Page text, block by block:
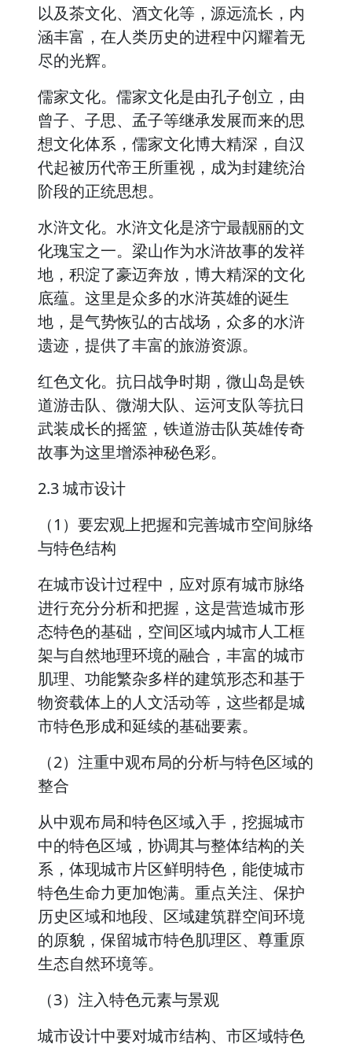
以及茶文化、酒文化等，源远流长，内
涵丰富，在人类历史的进程中闪耀着无
尽的光辉。
儒家文化。儒家文化是由孔子创立，由
曾子、子思、孟子等继承发展而来的思
想文化体系，儒家文化博大精深，自汉
代起被历代帝王所重视，成为封建统治
阶段的正统思想。
水浒文化。水浒文化是济宁最靓丽的文
化瑰宝之一。梁山作为水浒故事的发祥
地，积淀了豪迈奔放，博大精深的文化
底蕴。这里是众多的水浒英雄的诞生
地，是气势恢弘的古战场，众多的水浒
遗迹，提供了丰富的旅游资源。
红色文化。抗日战争时期，微山岛是铁
道游击队、微湖大队、运河支队等抗日
武装成长的摇篮，铁道游击队英雄传奇
故事为这里增添神秘色彩。
2.3 城市设计
（1）要宏观上把握和完善城市空间脉络
与特色结构
在城市设计过程中，应对原有城市脉络
进行充分分析和把握，这是营造城市形
态特色的基础，空间区域内城市人工框
架与自然地理环境的融合，丰富的城市
肌理、功能繁杂多样的建筑形态和基于
物资载体上的人文活动等，这些都是城
市特色形成和延续的基础要素。
（2）注重中观布局的分析与特色区域的
整合
从中观布局和特色区域入手，挖掘城市
中的特色区域，协调其与整体结构的关
系，体现城市片区鲜明特色，能使城市
特色生命力更加饱满。重点关注、保护
历史区域和地段、区域建筑群空间环境
的原貌，保留城市特色肌理区、尊重原
生态自然环境等。
（3）注入特色元素与景观
城市设计中要对城市结构、市区域特色